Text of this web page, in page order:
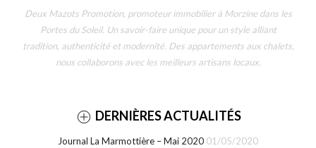
Deux Mazots Promotion, promoteur immobilier à Morzine dans les
Portes du Soleil. Un savoir-faire unique pour un style alliant
tradition, authenticité et modernité. Des appartements aux chalets,
nous collaborons avec les meilleurs artisans locaux.
DERNIÈRES ACTUALITÉS
Journal La Marmottière – Mai 2020 01/05/2020